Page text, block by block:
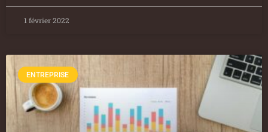
1 février 2022
ENTREPRISE